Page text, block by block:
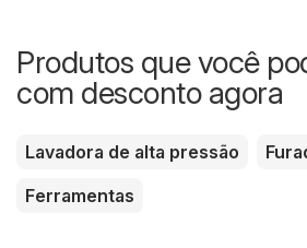
Produtos que você
com desconto agora
Lavadora de alta pressão
Ferramentas